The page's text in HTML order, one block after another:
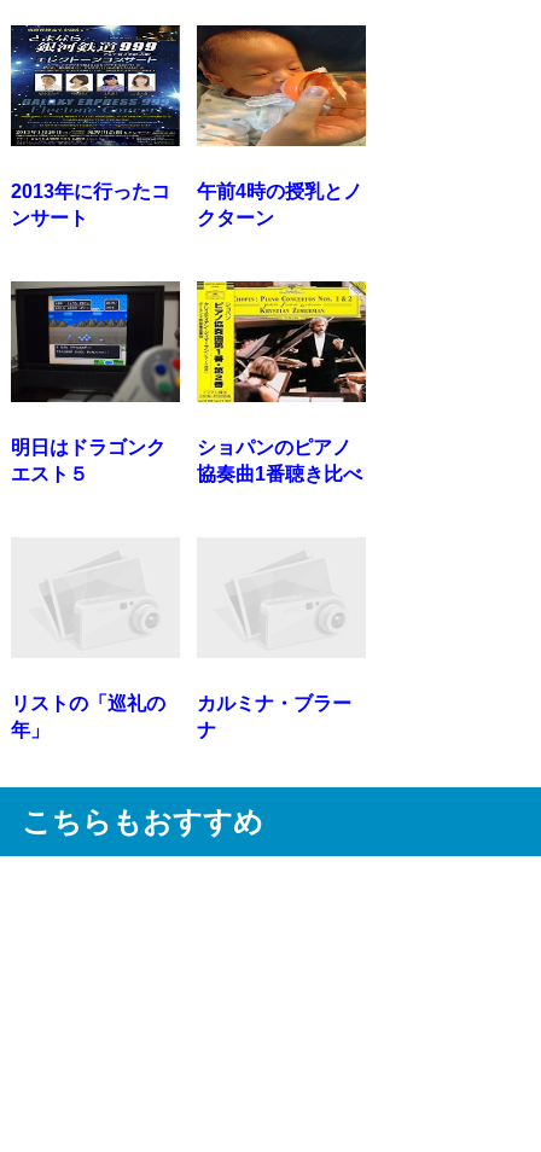
2013年に行ったコ
ンサート
午前4時の授乳とノ
クターン
明日はドラゴンク
エスト５
ショパンのピアノ
協奏曲1番聴き比べ
リストの「巡礼の
年」
カルミナ・ブラー
ナ
こちらもおすすめ